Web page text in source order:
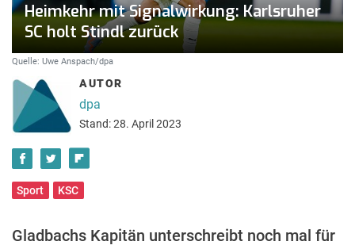
Heimkehr mit Signalwirkung: Karlsruher
SC holt Stindl zurück
Quelle: Uwe Anspach/dpa
AUTOR
dpa
Stand: 28. April 2023
Sport KSC
Gladbachs Kapitän unterschreibt noch mal für